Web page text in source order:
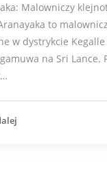
Malowniczy
to
w dystrykcie
na Sri Lance.